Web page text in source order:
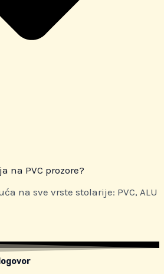
na PVC prozore?
na sve vrste stolarije: PVC, ALU